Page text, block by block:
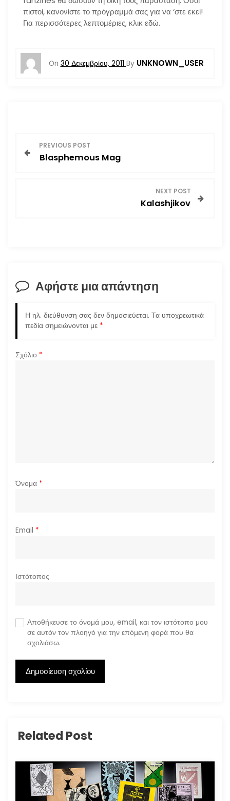
πιστοί, κανονίστε το πρόγραμμά σας για να ‘στε εκεί!
Για περισσότερες λεπτομέριες, κλικ εδώ.
On 30 Δεκεμβρίου, 2011 By UNKNOWN_USER
σ
η
ρ
PREVIOUS POST
Blasphemous Mag
NEXT POST
Kalashjikov
Αφήστε μια απάντηση
Η ηλ. διεύθυνση σας δεν δημοσιεύεται. Τα υποχρεωτικά
πεδία σημειώνονται με *
Σχόλιο *
Όνομα *
Email *
Ιστότοπος
Αποθήκευσε το όνομά μου, email, και τον ιστότοπο μου
σε αυτόν τον πλοηγό για την επόμενη φορά που θα
σχολιάσω.
Related Post